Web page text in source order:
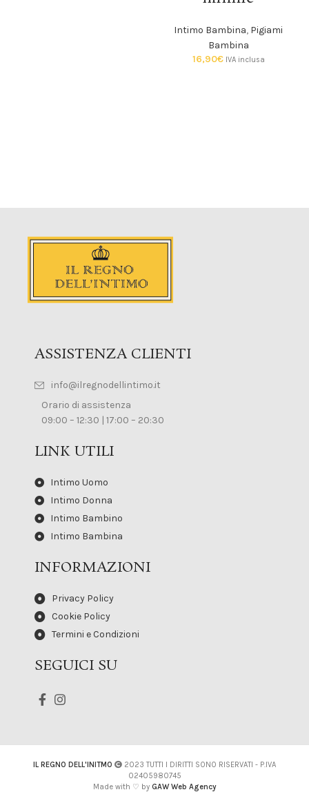
Intimo Bambina, Pigiami
Bambina
16,90€ IVA inclusa
ASSISTENZA CLIENTI
info@ilregnodellintimo.it
Orario di assistenza
09:00 – 12:30 | 17:00 – 20:30
LINK UTILI
Intimo Uomo
Intimo Donna
Intimo Bambino
Intimo Bambina
INFORMAZIONI
Privacy Policy
Cookie Policy
Termini e Condizioni
SEGUICI SU
IL REGNO DELL'INITMO
2023 TUTTI I DIRITTI SONO RISERVATI - P.IVA
02405980745
Made with ♡ by GAW Web Agency